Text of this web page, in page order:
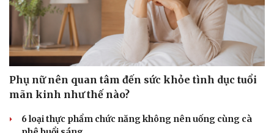
Phụ nữ nên quan tâm đến sức khỏe tình dục tuổi
mãn kinh như thế nào?
6 loại thực phẩm chức năng không nên uống cùng cà